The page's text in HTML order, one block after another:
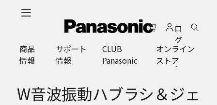
ロ
グ
イ
ン
商品
情報
サポート
情報
CLUB
Panasonic
オンライン
ストア
W音波振動ハブラシ＆ジェ